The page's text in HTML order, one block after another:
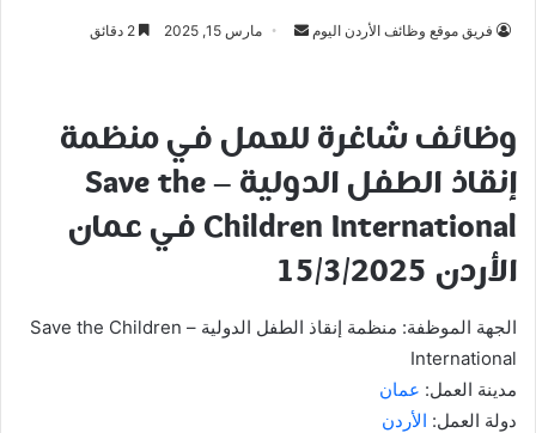
فريق موقع وظائف الأردن اليوم
أرسل مارس 15, 2025
وظائف شاغرة للعمل في منظمة
إنقاذ الطفل الدولية – Save the
Children International في عمان
الأردن 15/3/2025
الجهة الموظفة: منظمة إنقاذ الطفل الدولية – Save the Children
International
مدينة العمل: عمان
دولة العمل: الأردن